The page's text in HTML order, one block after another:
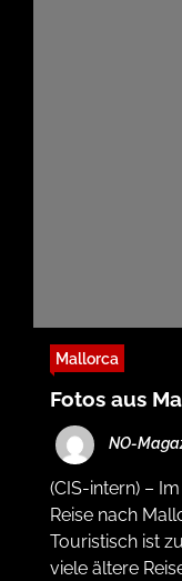
Mallorca
Fotos aus
NO-
(CIS-intern) –
Reise nach
Touristisch ist
viele ältere